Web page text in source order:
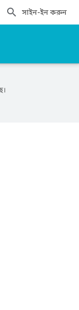
সাইন-ইন করুন